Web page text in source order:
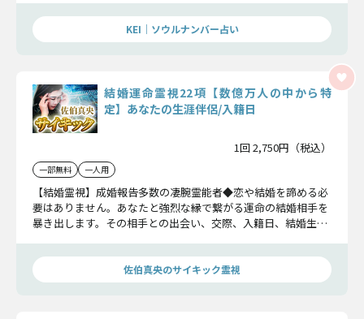
KEI｜ソウルナンバー占い
結婚運命霊視22項【数億万人の中から特
定】あなたの生涯伴侶/入籍日
1回 2,750円（税込）
一部無料 一人用
【結婚霊視】成婚報告多数の凄腕霊能者◆恋や結婚を諦める必
要はありません。あなたと強烈な縁で繋がる運命の結婚相手を
暴き出します。その相手との出会い、交際、入籍日、結婚生活
佐伯真央のサイキック霊視